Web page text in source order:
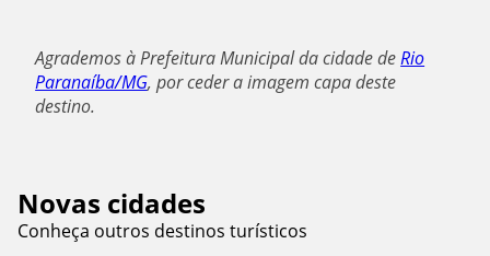
Agrademos à Prefeitura Municipal da cidade deRio
Paranaíba/MG, por ceder a imagem capa deste
destino.
Novas cidades
Conheça outros destinos turísticos
Águas de Lindóia/SP